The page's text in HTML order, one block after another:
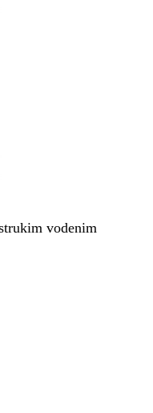
vodenim